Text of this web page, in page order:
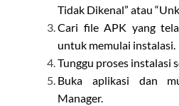
Tidak Dikenal” atau
Cari file APK yang
untuk memulai instalasi.
Tunggu proses instalasi
Buka aplikasi dan
Manager.